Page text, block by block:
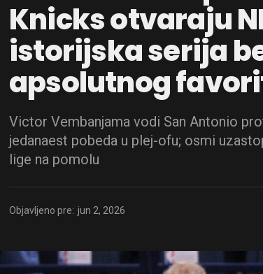
Knicks otvaraju
istorijska serija
apsolutnog
Victor Vembanjama vodi San Antonio
jedanaest pobeda u plej-ofu; osmi
lige na pomolu
Objavljeno pre: jun 2, 2026